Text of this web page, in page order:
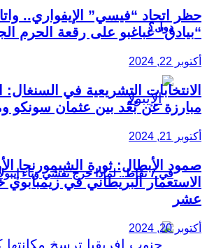
دول؟
في 7 نقاط.. لماذا خرج تفشي وباء إيبولا عن السيطرة؟
حظر اتحاد “فيسي” الإيفواري..
“بيادق” غباغبو على رقعة الحرم
أكتوبر 22, 2024
الانتخابات التشريعية في
مبارزة عن بُعْد بين عثمان سونكو
أكتوبر 21, 2024
صمود الأبطال: ثورة الشيمورنجا
الاستعمار البريطاني في زيمبابوي
عشر
أكتوبر 20, 2024